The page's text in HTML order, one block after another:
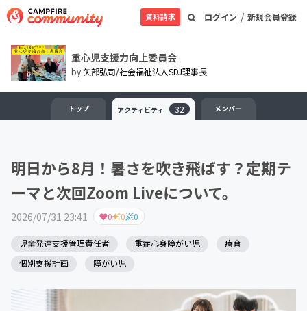
ログイン / 新規会員登録
資料請求
重心児支援力向上委員会
by 矢部弘司/社会福祉法人SDJ理事長
トップ アクティビティ 32 メンバー
明日から8月！暑さを吹き飛ばす？定期テ
ーマと次回Zoom Liveについて。
2026/07/31 23:41 0 0 0
児童発達支援管理責任者 重症心身障がい児
療育
個別支援計画
障がい児